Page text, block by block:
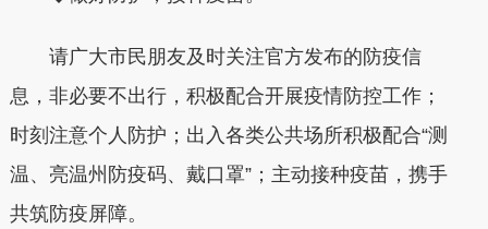
请广大市民朋友及时关注官方发布的防疫信
息，非必要不出行，积极配合开展疫情防控工作；
时刻注意个人防护；出入各类公共场所积极配合“测
温、亮温州防疫码、戴口罩”；主动接种疫苗，携手
共筑防疫屏障。